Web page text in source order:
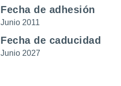
Fecha de adhesión
Junio 2011
Fecha de caducidad
Junio 2027